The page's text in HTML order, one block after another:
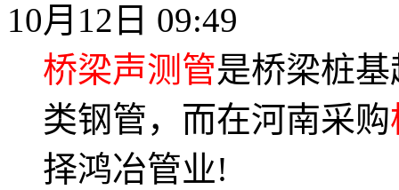
10月12日 09:49
桥梁声测管是桥梁桩
类钢管，而在河南采购
择鸿冶管业!